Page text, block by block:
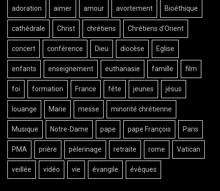
adoration aimer amour avortement Bioéthique
cathédrale Christ chrétiens Chrétiens d'Orient
concert conférence Dieu diocèse Eglise
enfants enseignement euthanasie famille film
foi formation France fête jeunes jésus
louange Marie messe minorité chrétienne
Musique Notre-Dame pape pape François Paris
PMA prière pèlerinage retraite rome Vatican
veillée vidéo vie évangile évêques